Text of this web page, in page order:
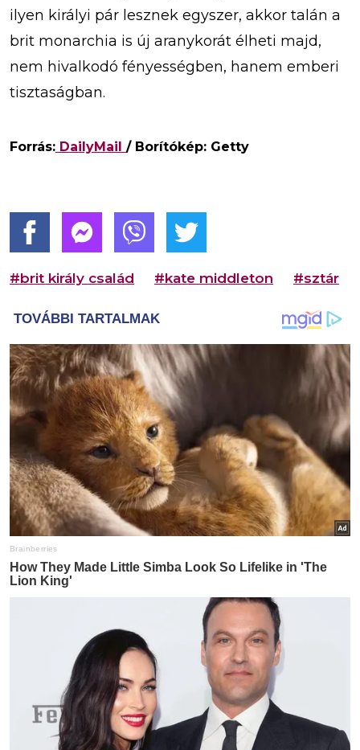
ilyen királyi pár lesznek egyszer, akkor talán a
brit monarchia is új aranykorát élheti majd,
nem hivalkodó fényességben, hanem emberi
tisztaságban.
Forrás: DailyMail / Borítókép: Getty
#brit király család #kate middleton #sztár